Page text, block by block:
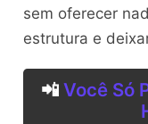
sem oferecer
estrutura e
📲 Você Só